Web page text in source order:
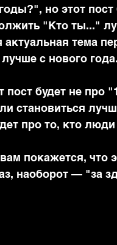
но этот пост
"Кто ты..."
актуальная тема
лучше с нового года.
пост будет не про
становиться
про то, кто
покажется, что
наоборот — "за